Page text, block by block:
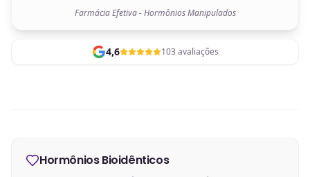
Farmácia Efetiva - Hormônios Manipulados
4,6 103 avaliações
Hormônios Bioidênticos